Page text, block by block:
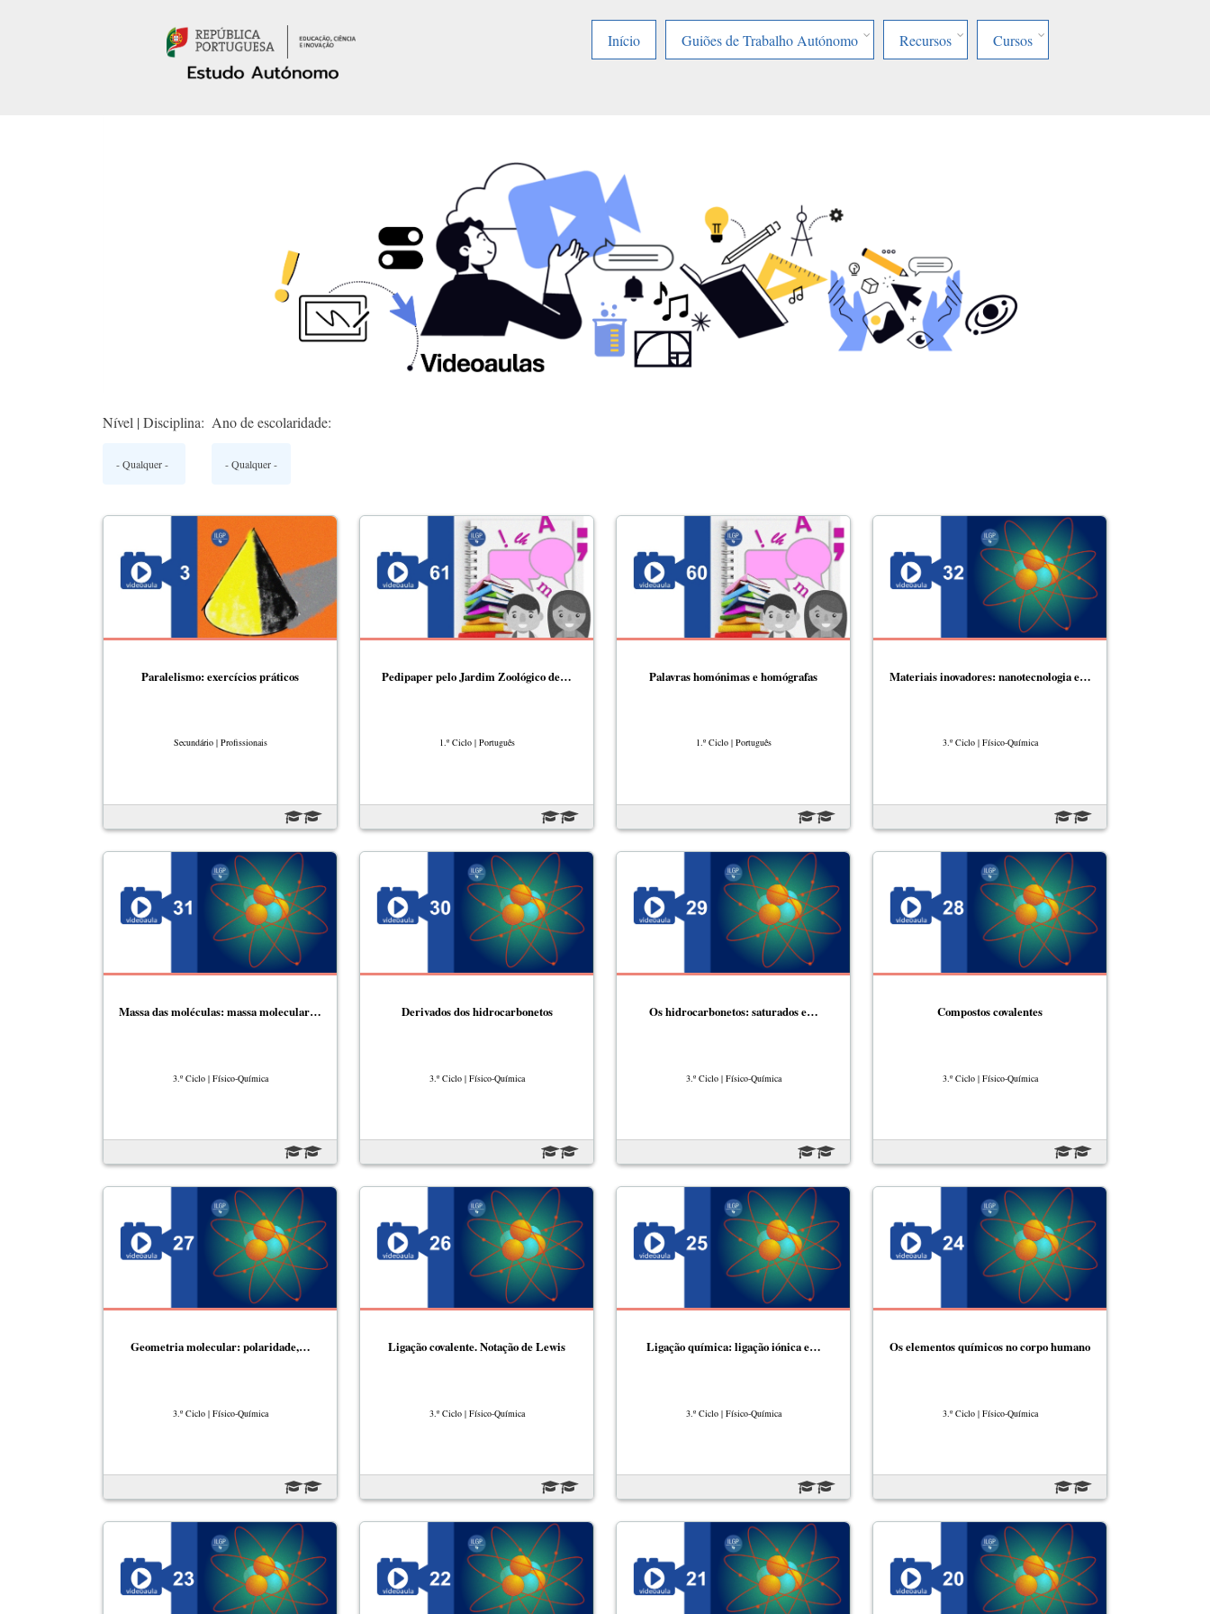
Início
Guiões de Trabalho Autónomo Recursos Cursos
Nível | Disciplina: Ano de escolaridade:
Paralelismo: exercícios práticos
Secundário | Profissionais
Pedipaper pelo Jardim Zoológico de…
1.º Ciclo | Português
Palavras homónimas e homógrafas
1.º Ciclo | Português
Materiais inovadores: nanotecnologia e…
3.º Ciclo | Físico-Química
Massa das moléculas: massa molecular…
3.º Ciclo | Físico-Química
Derivados dos hidrocarbonetos
3.º Ciclo | Físico-Química
Os hidrocarbonetos: saturados e…
3.º Ciclo | Físico-Química
Compostos covalentes
3.º Ciclo | Físico-Química
Geometria molecular: polaridade,…
3.º Ciclo | Físico-Química
Ligação covalente. Notação de Lewis
3.º Ciclo | Físico-Química
Ligação química: ligação iónica e…
3.º Ciclo | Físico-Química
Os elementos químicos no corpo humano
3.º Ciclo | Físico-Química